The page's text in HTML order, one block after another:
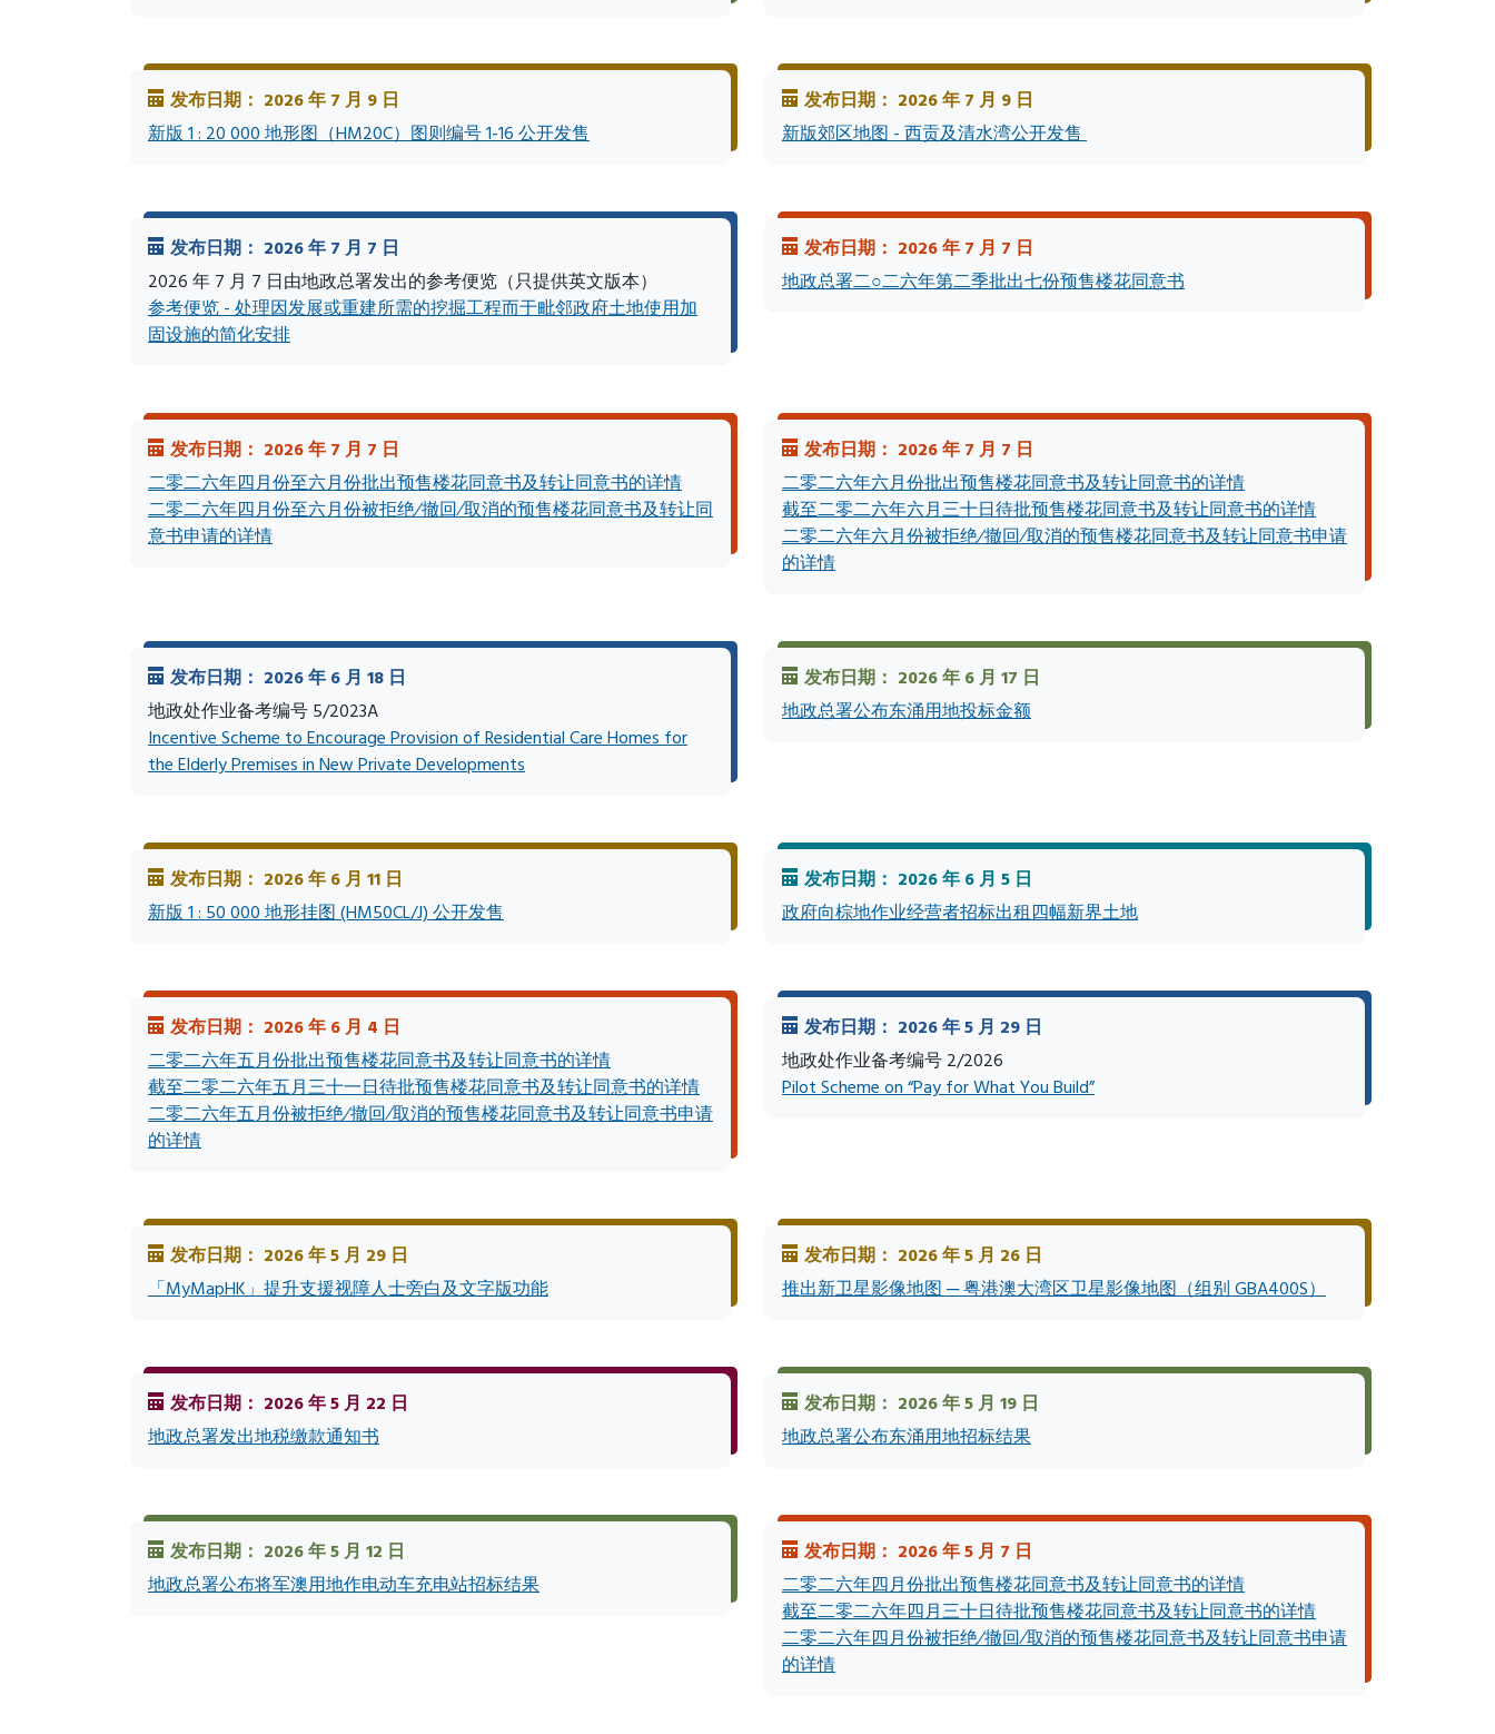
发布日期： 2026 年 7 月 9 日
新版 1 : 20 000 地形图（HM20C）图则编号 1-16 公开发售
发布日期： 2026 年 7 月 9 日
新版郊区地图 - 西贡及清水湾公开发售
发布日期： 2026 年 7 月 7 日
2026 年 7 月 7 日由地政总署发出的参考便览（只提供英文版本）
参考便览 - 处理因发展或重建所需的挖掘工程而于毗邻政府土地使用加
固设施的简化安排
发布日期： 2026 年 7 月 7 日
地政总署二○二六年第二季批出七份预售楼花同意书
发布日期： 2026 年 7 月 7 日
二零二六年四月份至六月份批出预售楼花同意书及转让同意书的详情
二零二六年四月份至六月份被拒绝∕撤回∕取消的预售楼花同意书及转让同
意书申请的详情
发布日期： 2026 年 7 月 7 日
二零二六年六月份批出预售楼花同意书及转让同意书的详情
截至二零二六年六月三十日待批预售楼花同意书及转让同意书的详情
二零二六年六月份被拒绝∕撤回∕取消的预售楼花同意书及转让同意书申请
的详情
发布日期： 2026 年 6 月 18 日
地政处作业备考编号 5/2023A
Incentive Scheme to Encourage Provision of Residential Care Homes for
the Elderly Premises in New Private Developments
发布日期： 2026 年 6 月 17 日
地政总署公布东涌用地投标金额
发布日期： 2026 年 6 月 11 日
新版 1 : 50 000 地形挂图 (HM50CL/J) 公开发售
发布日期： 2026 年 6 月 5 日
政府向棕地作业经营者招标出租四幅新界土地
发布日期： 2026 年 6 月 4 日
二零二六年五月份批出预售楼花同意书及转让同意书的详情
截至二零二六年五月三十一日待批预售楼花同意书及转让同意书的详情
二零二六年五月份被拒绝∕撤回∕取消的预售楼花同意书及转让同意书申请
的详情
发布日期： 2026 年 5 月 29 日
地政处作业备考编号 2/2026
Pilot Scheme on “Pay for What You Build”
发布日期： 2026 年 5 月 29 日
「MyMapHK」提升支援视障人士旁白及文字版功能
发布日期： 2026 年 5 月 26 日
推出新卫星影像地图 ─ 粤港澳大湾区卫星影像地图（组别 GBA400S）
发布日期： 2026 年 5 月 22 日
地政总署发出地税缴款通知书
发布日期： 2026 年 5 月 19 日
地政总署公布东涌用地招标结果
发布日期： 2026 年 5 月 12 日
地政总署公布将军澳用地作电动车充电站招标结果
发布日期： 2026 年 5 月 7 日
二零二六年四月份批出预售楼花同意书及转让同意书的详情
截至二零二六年四月三十日待批预售楼花同意书及转让同意书的详情
二零二六年四月份被拒绝∕撤回∕取消的预售楼花同意书及转让同意书申请
的详情